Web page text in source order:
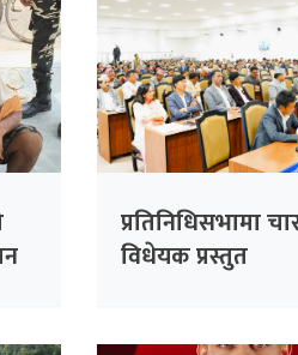
प्रतिनिधिसभामा
विधेयक प्रस्तुत